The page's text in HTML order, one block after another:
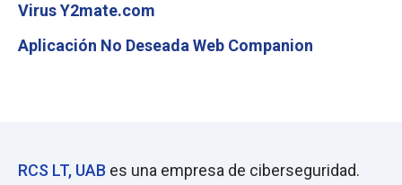
Virus Y2mate.com
Aplicación No Deseada Web Companion
RCS LT, UAB es una empresa de ciberseguridad.